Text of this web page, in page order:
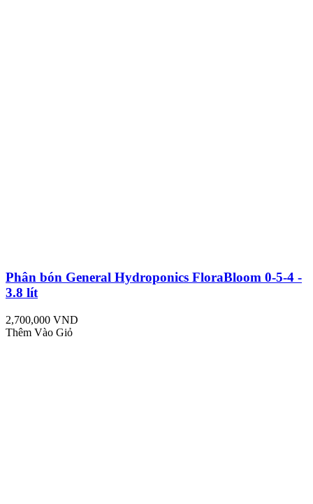
Phân bón General Hydroponics FloraBloom 0-5-4 -
3.8 lít
2,700,000 VND
Thêm Vào Giỏ